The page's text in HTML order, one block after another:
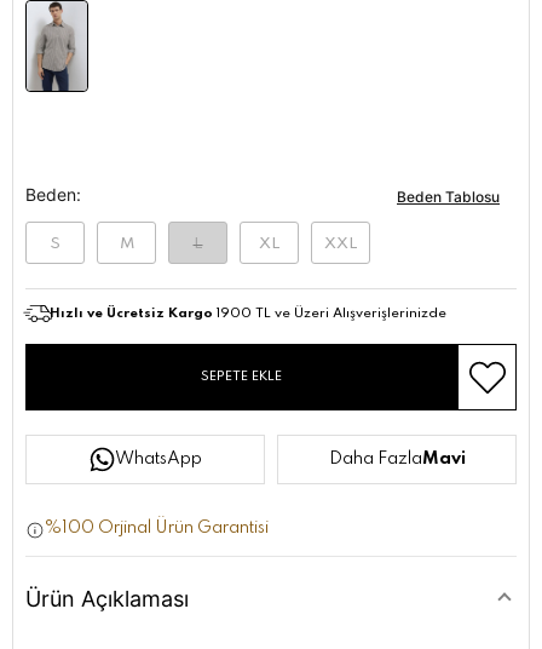
Beden: Beden Tablosu
S M L XL XXL
Hızlı ve Ücretsiz Kargo 1900 TL ve Üzeri Alışverişlerinizde
SEPETE EKLE
WhatsApp Daha FazlaMavi
%100 Orjinal Ürün Garantisi
Ürün Açıklaması